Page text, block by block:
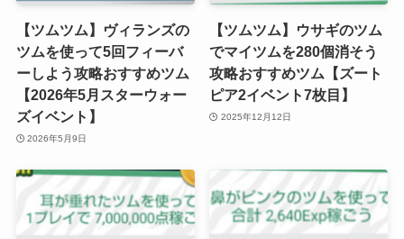
【ツムツム】ヴィランズの
ツムを使って5回フィーバ
ーしよう攻略おすすめツム
【2026年5月スターウォー
ズイベント】
2026年5月9日
【ツムツム】ウサギのツム
でマイツムを280個消そう
攻略おすすめツム【ズート
ピア2イベント7枚目】
2025年12月12日